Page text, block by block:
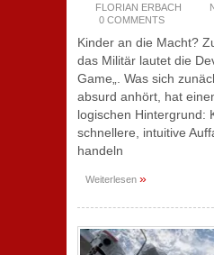
FLORIAN ERBACH
0 COMMENTS
Kinder an die Macht?
das Militär lautet die
Game„. Was sich
absurd anhört, hat
logischen Hintergrund:
schnellere, intuitive
handeln
Weiterlesen »